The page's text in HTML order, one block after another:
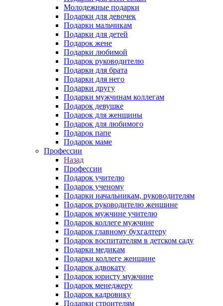
Молодежные подарки
Подарки для девочек
Подарки мальчикам
Подарки для детей
Подарок жене
Подарки любимой
Подарок руководителю
Подарки для брата
Подарки для него
Подарки другу
Подарки мужчинам коллегам
Подарок девушке
Подарок для женщины
Подарок для любимого
Подарок папе
Подарок маме
Профессии
Назад
Профессии
Подарок учителю
Подарок ученому
Подарки начальникам, руководителям
Подарок руководителю женщине
Подарок мужчине учителю
Подарок коллеге мужчине
Подарок главному бухгалтеру
Подарок воспитателям в детском саду
Подарки медикам
Подарки коллеге женщине
Подарок адвокату
Подарок юристу мужчине
Подарок менеджеру
Подарок кадровику
Подарки строителям